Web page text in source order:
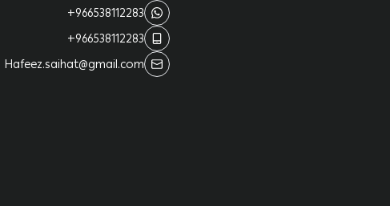
+966538112283
+966538112283
Hafeez.saihat@gmail.com